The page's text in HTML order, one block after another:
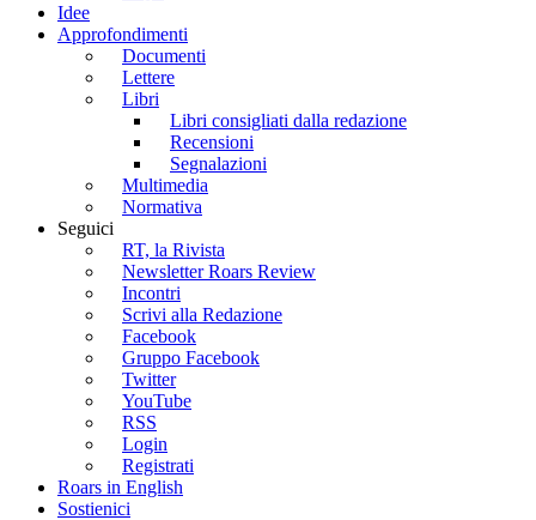
Idee
Approfondimenti
Documenti
Lettere
Libri
Libri consigliati dalla redazione
Recensioni
Segnalazioni
Multimedia
Normativa
Seguici
RT, la Rivista
Newsletter Roars Review
Incontri
Scrivi alla Redazione
Facebook
Gruppo Facebook
Twitter
YouTube
RSS
Login
Registrati
Roars in English
Sostienici